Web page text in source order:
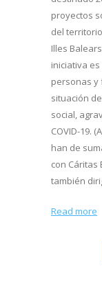
proyectos
del
Illes
iniciativa
personas y
situación
social,
COVID-19.
han de
con Cáritas
también
Read more